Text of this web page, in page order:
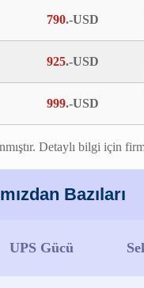
790.-USD
925.-USD
999.-USD
Detaylı bilgi için
Bazıları
UPS Gücü